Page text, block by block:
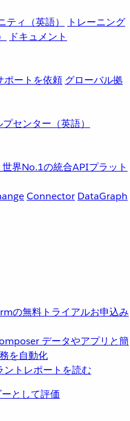
ティ（英語）
トレーニング
ドキュメント
ポートを依頼 グローバル拠
センター（英語）
世界No.1の統合APIプラット
Connector DataGraph
の無料トライアルお申込み
データやアプリと簡
を自動化
として評価